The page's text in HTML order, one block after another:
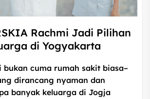
Rachmi Jadi Pilihan
di Yogyakarta
bukan cuma rumah sakit biasa–
dirancang nyaman dan
banyak keluarga di Jogja